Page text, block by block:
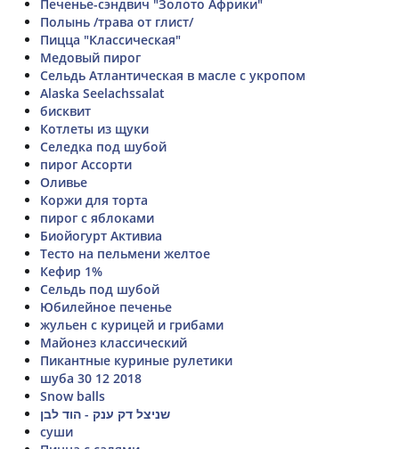
Печенье-сэндвич "Золото Африки"
Полынь /трава от глист/
Пицца "Классическая"
Медовый пирог
Сельдь Атлантическая в масле с укропом
Alaska Seelachssalat
бисквит
Котлеты из щуки
Селедка под шубой
пирог Ассорти
Оливье
Коржи для торта
пирог с яблоками
Биойогурт Активиа
Тесто на пельмени желтое
Кефир 1%
Сельдь под шубой
Юбилейное печенье
жульен с курицей и грибами
Майонез классический
Пикантные куриные рулетики
шуба 30 12 2018
Snow balls
שניצל דק ענק - הוד לבן
суши